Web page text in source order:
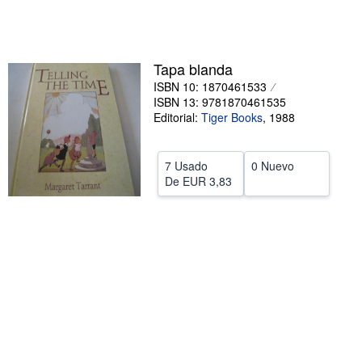
Vendedores
Comenzar a vender
Ayuda
CERRAR
Tapa blanda
ISBN 10: 1870461533
ISBN 13: 9781870461535
Editorial: Tiger Books, 1988
7 Usado
De EUR 3,83
0 Nuevo